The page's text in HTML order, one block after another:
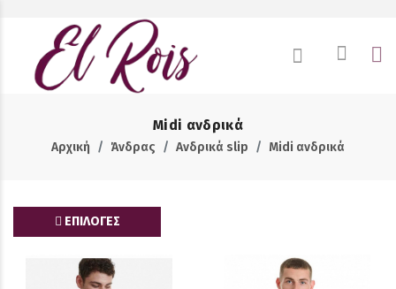
Midi ανδρικά
Αρχική Άνδρας Ανδρικά slip Midi ανδρικά
ΕΠΙΛΟΓΕΣ